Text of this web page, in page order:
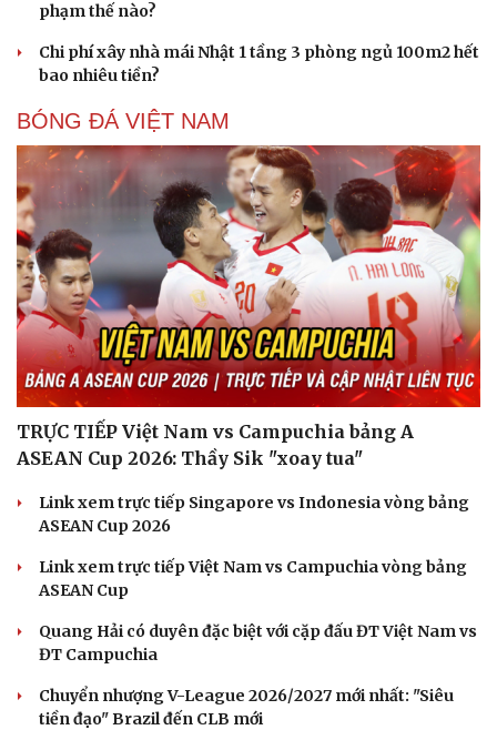
phạm thế nào?
Chi phí xây nhà mái Nhật 1 tầng 3 phòng ngủ 100m2 hết
bao nhiêu tiền?
BÓNG ĐÁ VIỆT NAM
TRỰC TIẾP Việt Nam vs Campuchia bảng A
ASEAN Cup 2026: Thầy Sik "xoay tua"
Link xem trực tiếp Singapore vs Indonesia vòng bảng
ASEAN Cup 2026
Link xem trực tiếp Việt Nam vs Campuchia vòng bảng
ASEAN Cup
Quang Hải có duyên đặc biệt với cặp đấu ĐT Việt Nam vs
ĐT Campuchia
Chuyển nhượng V-League 2026/2027 mới nhất: "Siêu
tiền đạo" Brazil đến CLB mới